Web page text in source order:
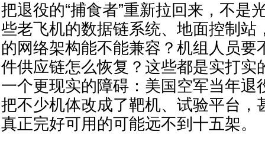
把退役的“捕食者”重新拉回来，不是
些老飞机的数据链系统、地面控制站
的网络架构能不能兼容？机组人员要
件供应链怎么恢复？这些都是实打实
一个更现实的障碍：美国空军当年退
把不少机体改成了靶机、试验平台，
真正完好可用的可能远不到十五架。